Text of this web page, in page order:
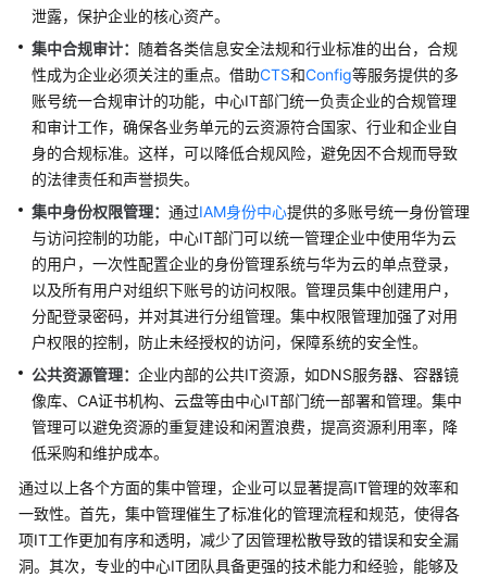
用
实
施
运
维
治
理
述
精
益
化
治
理
概
述
组
泄露，保护企业的核心资产。
集中合规审计： 随着各类信息安全法规和行业标准的出台，合规
性成为企业必须关注的重点。借助CTS和Config等服务提供的多
账号统一合规审计的功能，中心IT部门统一负责企业的合规管理
和审计工作，确保各业务单元的云资源符合国家、行业和企业自
身的合规标准。这样，可以降低合规风险，避免因不合规而导致
的法律责任和声誉损失。
集中身份权限管理： 通过IAM身份中心提供的多账号统一身份管理
与访问控制的功能，中心IT部门可以统一管理企业中使用华为云
的用户，一次性配置企业的身份管理系统与华为云的单点登录，
以及所有用户对组织下账号的访问权限。管理员集中创建用户，
分配登录密码，并对其进行分组管理。集中权限管理加强了对用
户权限的控制，防止未经授权的访问，保障系统的安全性。
公共资源管理： 企业内部的公共IT资源，如DNS服务器、容器镜
像库、CA证书机构、云盘等由中心IT部门统一部署和管理。集中
管理可以避免资源的重复建设和闲置浪费，提高资源利用率，降
低采购和维护成本。
通过以上各个方面的集中管理，企业可以显著提高IT管理的效率和
一致性。首先，集中管理催生了标准化的管理流程和规范，使得各
项IT工作更加有序和透明，减少了因管理松散导致的错误和安全漏
洞。其次，专业的中心IT团队具备更强的技术能力和经验，能够及